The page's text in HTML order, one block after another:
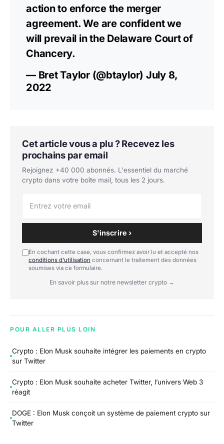
action to enforce the merger
agreement. We are confident we
will prevail in the Delaware Court of
Chancery.
— Bret Taylor (@btaylor) July 8,
2022
Cet article vous a plu ? Recevez les
prochains par email
Rejoignez +40 000 abonnés. L'essentiel du marché
crypto dans votre boîte mail, tous les 2 jours.
S'inscrire ›
En cochant cette case, vous confirmez avoir lu et accepté nos
conditions d'utilisation concernant le traitement des données
soumises via ce formulaire.
En savoir plus sur notre newsletter crypto →
POUR ALLER PLUS LOIN
Crypto : Elon Musk souhaite intégrer les paiements en crypto
sur Twitter
Crypto : Elon Musk souhaite acheter Twitter, l’univers Web 3
réagit
DOGE : Elon Musk conçoit un système de paiement crypto sur
Twitter